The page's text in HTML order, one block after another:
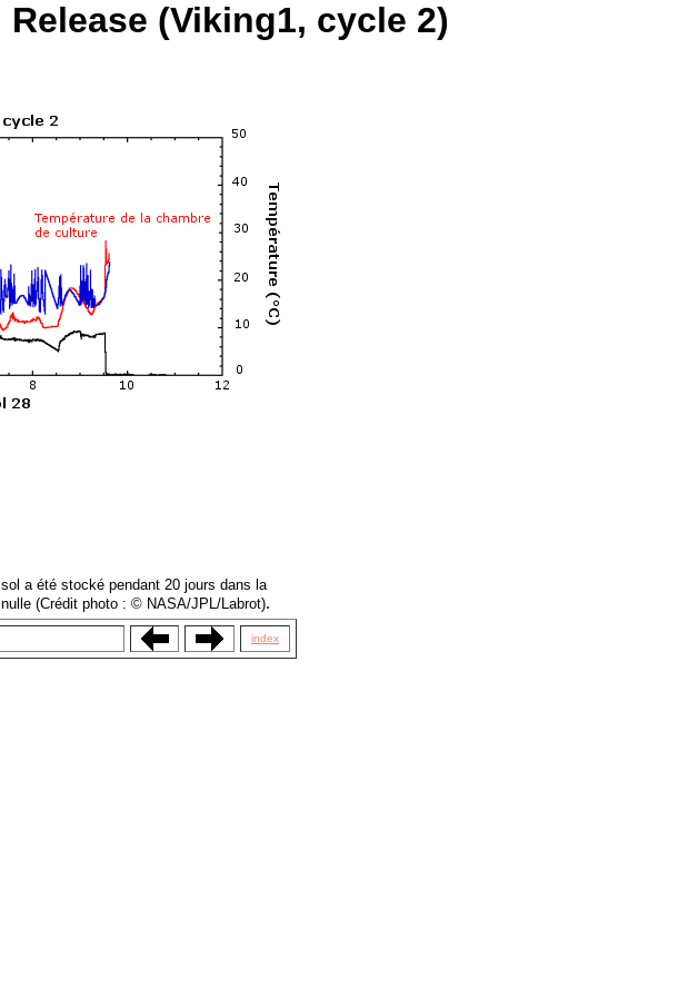
(Viking1, cycle 2)
a été stocké pendant 20 jours dans la
(Crédit photo : © NASA/JPL/Labrot).
index